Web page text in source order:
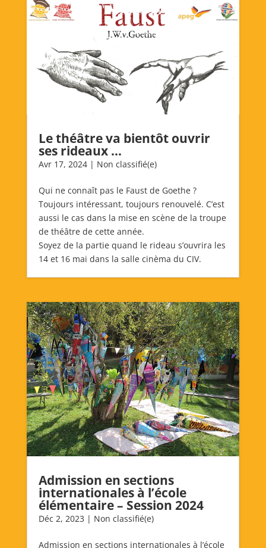
Le théâtre va bientôt ouvrir
ses rideaux …
Avr 17, 2024| Non classifié(e)
Qui ne connaît pas le Faust de Goethe ?
Toujours intéressant, toujours renouvelé. C’est
aussi le cas dans la mise en scène de la troupe
de théâtre de cette année.
Soyez de la partie quand le rideau s’ouvrira les
14 et 16 mai dans la salle cinèma du CIV.
Admission en sections
internationales à l’école
élémentaire – Session 2024
Déc 2, 2023 | Non classifié(e)
Admission en sections internationales à l’école